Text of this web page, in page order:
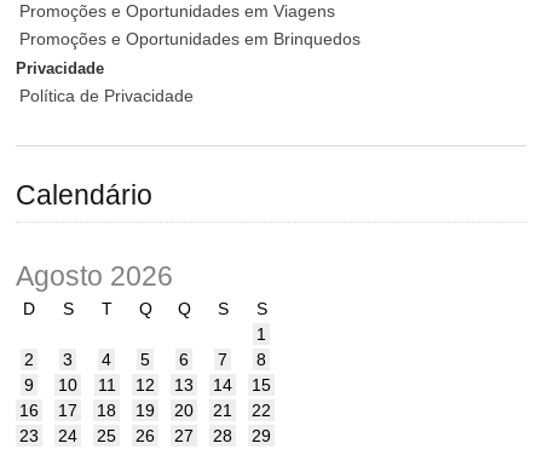
Promoções e Oportunidades em Viagens
Promoções e Oportunidades em Brinquedos
Privacidade
Política de Privacidade
Calendário
Agosto 2026
D S T Q Q S
S
1
2
3 4 5 6 7
8
9
10 11 12 13 14
15
16
17 18 19 20 21
22
23
24 25 26 27 28
29